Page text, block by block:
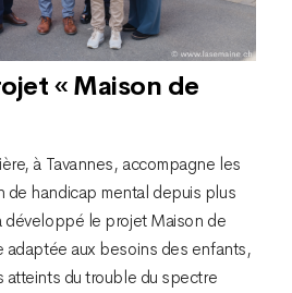
« Maison de
à Tavannes, accompagne les
de handicap mental depuis plus
développé le projet Maison de
adaptée aux besoins des enfants,
atteints du trouble du spectre